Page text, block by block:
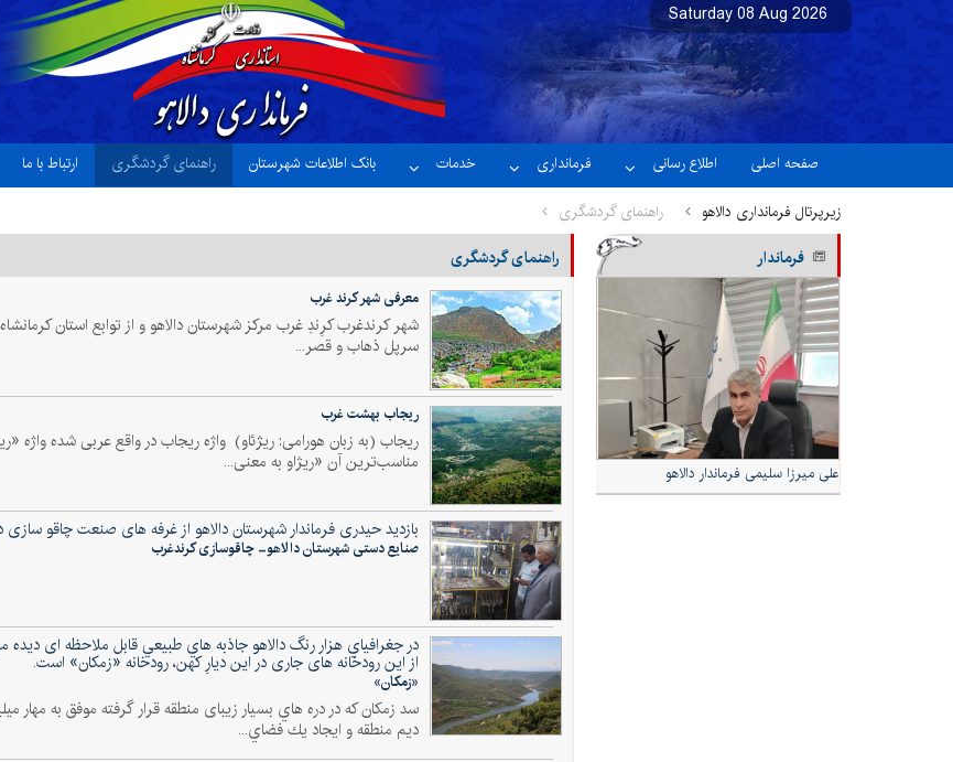
Saturday 08 Aug 2026
نسخه آزمایشی
صفحه اصلی اطلاع رسانی فرمانداری خدمات بانک اطلاعات شهرستان راهنمای گردشگری
ارتباط با ما
زیرپرتال فرمانداری دالاهو
راهنمای گردشگری
راهنمای گردشگری
معرفی شهر کرند غرب
شهر کرندغرب کرِندِ غرب مرکز شهرستان دالاهو و از توابع استان
سرپل ذهاب و قصر...
ریجاب بهشت غرب
ریجاب (به زبان هورامی: ریژئاو) واژه ریجاب در واقع عربی شده واژه
مناسب‌ترین آن «ریژاو به معنی...
بازدید حیدری فرماندار شهرستان دالاهو از غرفه های صنعت چاقو
صنایع دستی شهرستان دالاهو- چاقوسازی کرندغرب
در جغرافياي هزار رنگ دالاهو جاذبه هاي طبيعي قابل ملاحظه ای دیده
از این رودخانه های جاری در این دیارِ کهن، رودخانه «زمکان» است.
«زمکان»
سد زمکان که در دره هاي بسيار زيبای منطقه قرار گرفته موفق به
ديم منطقه و ايجاد يك فضاي...
فرماندار
علی میرزا سلیمی فرماندار دالاهو